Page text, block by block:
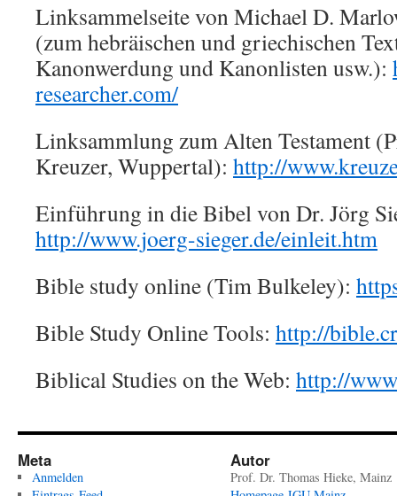
Linksammelseite von Michael D.
(zum hebräischen und griechischen
Kanonwerdung und Kanonlisten usw.):
researcher.com/
Linksammlung zum Alten Testament
Kreuzer, Wuppertal): http://
Einführung in die Bibel von Dr. Jörg
http://www.joerg-sieger.de/einleit.htm
Bible study online (Tim Bulkeley):
Bible Study Online Tools: http://
Biblical Studies on the Web: http://
Meta
Anmelden
Autor
Prof. Dr. Thomas Hieke, Mainz